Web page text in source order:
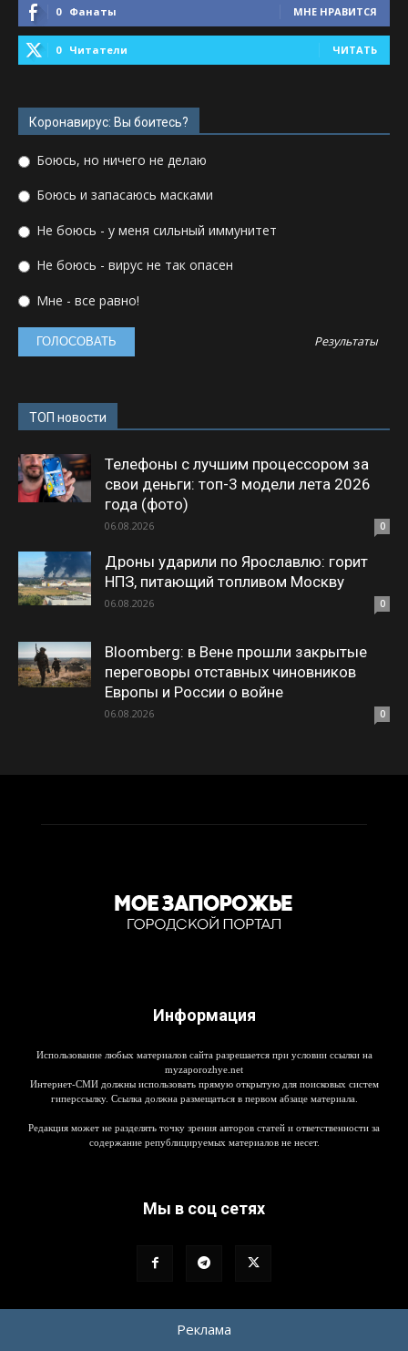
0 Фанаты МНЕ НРАВИТСЯ
0 Читатели ЧИТАТЬ
Коронавирус: Вы боитесь?
Боюсь, но ничего не делаю
Боюсь и запасаюсь масками
Не боюсь - у меня сильный иммунитет
Не боюсь - вирус не так опасен
Мне - все равно!
Результаты
ТОП новости
Телефоны с лучшим процессором за
свои деньги: топ-3 модели лета 2026
года (фото)
06.08.2026 0
Дроны ударили по Ярославлю: горит
НПЗ, питающий топливом Москву
06.08.2026 0
Bloomberg: в Вене прошли закрытые
переговоры отставных чиновников
Европы и России о войне
06.08.2026 0
Информация
Использование любых материалов сайта разрешается при условии ссылки на
myzaporozhye.net
Интернет-СМИ должны использовать прямую открытую для поисковых систем
гиперссылку. Ссылка должна размещаться в первом абзаце материала.
Редакция может не разделять точку зрения авторов статей и ответственности за
содержание републицируемых материалов не несет.
Мы в соц сетях
Реклама